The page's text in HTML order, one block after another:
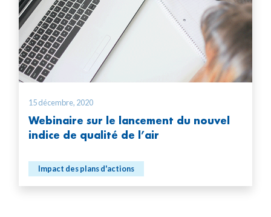
15 décembre, 2020
Webinaire sur le lancement du nouvel
indice de qualité de l’air
Impact des plans d'actions